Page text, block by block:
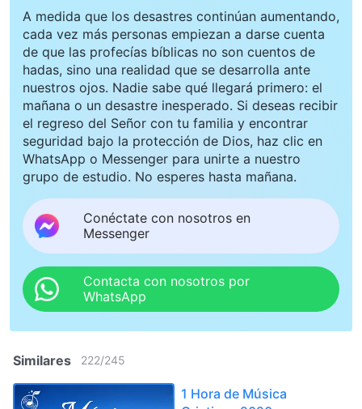
A medida que los desastres continúan aumentando,
cada vez más personas empiezan a darse cuenta
de que las profecías bíblicas no son cuentos de
hadas, sino una realidad que se desarrolla ante
nuestros ojos. Nadie sabe qué llegará primero: el
mañana o un desastre inesperado. Si deseas recibir
el regreso del Señor con tu familia y encontrar
seguridad bajo la protección de Dios, haz clic en
WhatsApp o Messenger para unirte a nuestro
grupo de estudio. No esperes hasta mañana.
Conéctate con nosotros en
Messenger
Contacta con nosotros por
WhatsApp
Similares 222/245
1 Hora de Música